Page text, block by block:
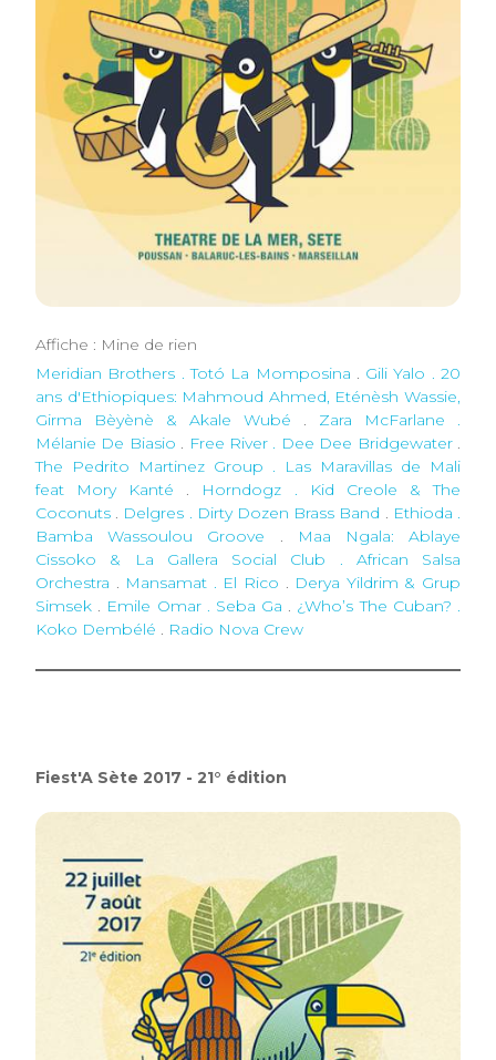
Affiche : Mine de rien
Meridian Brothers . Totó La Momposina . Gili Yalo . 20
ans d'Ethiopiques: Mahmoud Ahmed, Eténèsh Wassie,
Girma Bèyènè & Akale Wubé . Zara McFarlane .
Mélanie De Biasio . Free River . Dee Dee Bridgewater.
The Pedrito Martinez Group . Las Maravillas de Mali
feat Mory Kanté . Horndogz . Kid Creole & The
Coconuts . Delgres . Dirty Dozen Brass Band . Ethioda .
Bamba Wassoulou Groove .
Maa Ngala: Ablaye
Cissoko & La Gallera Social Club . African Salsa
Orchestra . Mansamat . El Rico . Derya Yildrim & Grup
Simsek . Emile Omar . Seba Ga . ¿Who’s The Cuban? .
Koko Dembélé . Radio Nova Crew
Fiest'A Sète 2017 - 21° édition